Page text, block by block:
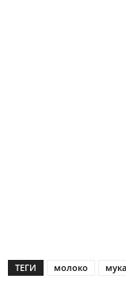
ТЕГИ молоко мука